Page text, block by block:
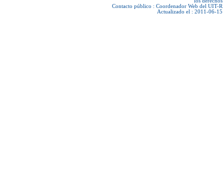
Contacto público : Coordenador Web del UIT-R
Actualizado el : 2011-06-15